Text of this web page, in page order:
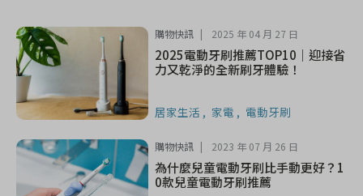
購物快訊 2025 年 04 月 27 日
2025電動牙刷推薦TOP10｜迎接省
力又乾淨的全新刷牙體驗！
居家生活 家電 電動牙刷
購物快訊 2023 年 07 月 26 日
為什麼兒童電動牙刷比手動更好？1
0款兒童電動牙刷推薦